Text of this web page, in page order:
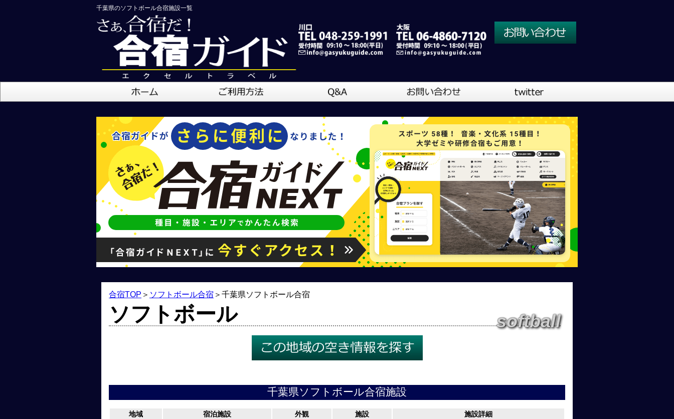
千葉県のソフトボール合宿施設一覧
大阪営業所
吹奏楽
合宿TOP ＞ ソフトボール合宿 ＞ 千葉県ソフトボール合宿
ソフトボール softball
千葉県ソフトボール合宿施設
地域 宿泊施設 外観 施設 施設詳細